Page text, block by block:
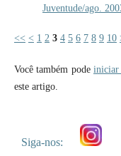
Juventude/ago.
<< < 1 2 3 4 5 6 7 8 9 10
Você também pode iniciar
este artigo.
Siga-nos: